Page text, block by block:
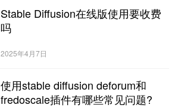
Stable Diffusion在线版使用要收费
吗
2025年4月7日
使用stable diffusion deforum和
fredoscale插件有哪些常见问题?